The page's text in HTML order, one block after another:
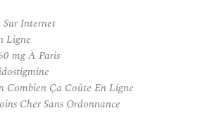
Internet
Ligne
mg À Paris
Combien Ça Coûte En Ligne
Cher Sans Ordonnance